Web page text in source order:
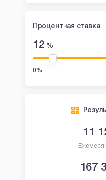
Процентная ставка
12%
0%
11
167